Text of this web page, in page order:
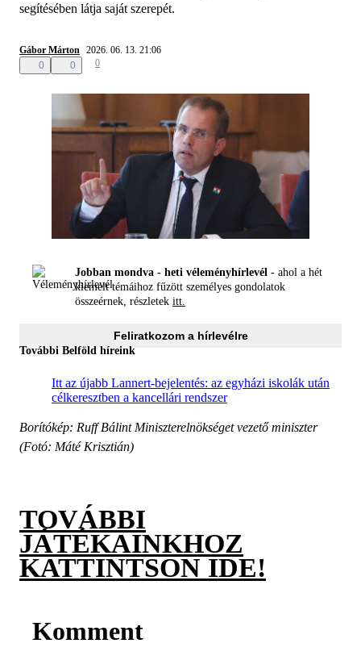
segítésében látja saját szerepét.
Gábor Márton 2026. 06. 13. 21:06
0
0 0
Jobban mondva - heti véleményhírlevél - ahol a hét
kiemelt témáihoz fűzött személyes gondolatok
összeérnek, részletek itt.
Feliratkozom a hírlevélre
További Belföld híreink
Itt az újabb Lannert-bejelentés: az egyházi iskolák után
célkeresztben a kancellári rendszer
Borítókép: Ruff Bálint Miniszterelnökséget vezető miniszter
(Fotó: Máté Krisztián)
TOVÁBBI
JÁTÉKAINKHOZ
KATTINTSON IDE!
Komment